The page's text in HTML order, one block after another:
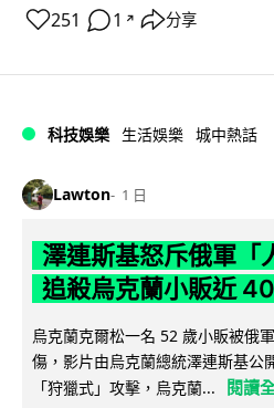
251 1 ↗ 分享
科技娛樂 生活娛樂 城中熱話
Lawton 1 日
澤連斯基怒斥俄軍「
追殺烏克蘭小販近
烏克蘭克爾松一名 52 歲小販被俄
傷，影片由烏克蘭總統澤連斯基公
「狩獵式」攻擊，烏克蘭...
閱讀